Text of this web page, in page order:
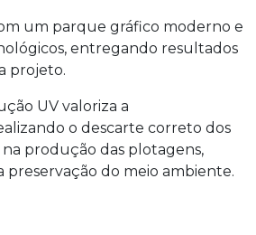
um parque gráfico moderno e
entregando resultados
projeto.
UV valoriza a
o descarte correto dos
produção das plotagens,
preservação do meio ambiente.